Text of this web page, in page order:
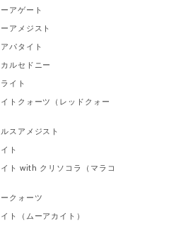
アゲート
アメジスト
パタイト
ルセドニー
イト
トクォーツ（レッドクォー
スアメジスト
ト
ト with クリソコラ（マラコ
クォーツ
ト（ムーアカイト）